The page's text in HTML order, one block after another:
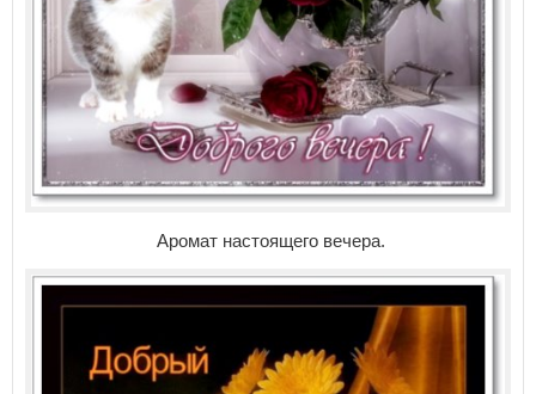
Аромат настоящего вечера.